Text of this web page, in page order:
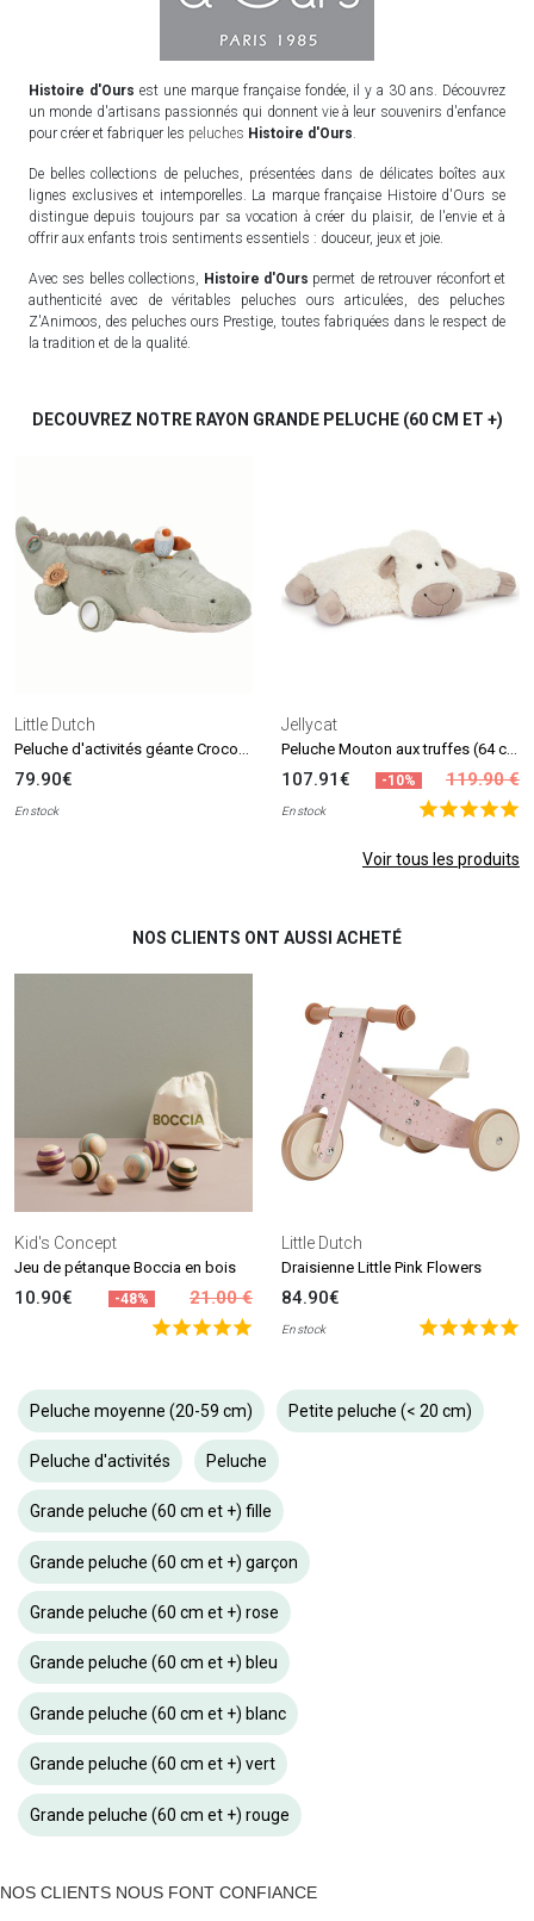
Histoire d'Ours est une marque française fondée, il y a 30 ans. Découvrez
un monde d'artisans passionnés qui donnent vie à leur souvenirs d'enfance
pour créer et fabriquer les peluches Histoire d'Ours.
De belles collections de peluches, présentées dans de délicates boîtes aux
lignes exclusives et intemporelles. La marque française Histoire d'Ours se
distingue depuis toujours par sa vocation à créer du plaisir, de l'envie et à
offrir aux enfants trois sentiments essentiels : douceur, jeux et joie.
Avec ses belles collections, Histoire d'Ours permet de retrouver réconfort et
authenticité avec de véritables peluches ours articulées, des peluches
Z'Animoos, des peluches ours Prestige, toutes fabriquées dans le respect de
la tradition et de la qualité.
DECOUVREZ NOTRE RAYON GRANDE PELUCHE (60 CM ET +)
Little Dutch
Peluche d'activités géante Crocodile Safari Friends (90 cm)
79.90€
En stock
Jellycat
Peluche Mouton aux truffes (64 cm)
107.91€ -10% 119.90 €
En stock
Voir tous les produits
NOS CLIENTS ONT AUSSI ACHETÉ
Kid's Concept
Jeu de pétanque Boccia en bois
10.90€ -48% 21.00 €
Little Dutch
Draisienne Little Pink Flowers
84.90€
En stock
Peluche moyenne (20-59 cm) Petite peluche (< 20 cm)
Peluche d'activités Peluche
Grande peluche (60 cm et +) fille
Grande peluche (60 cm et +) garçon
Grande peluche (60 cm et +) rose
Grande peluche (60 cm et +) bleu
Grande peluche (60 cm et +) blanc
Grande peluche (60 cm et +) vert
Grande peluche (60 cm et +) rouge
NOS CLIENTS NOUS FONT CONFIANCE